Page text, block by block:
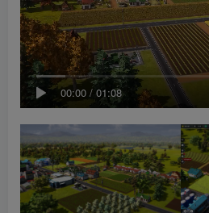
00:00 / 01:08